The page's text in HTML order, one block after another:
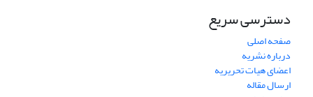
دسترسی سریع
صفحه اصلی
درباره نشریه
اعضای هیات تحریریه
ارسال مقاله